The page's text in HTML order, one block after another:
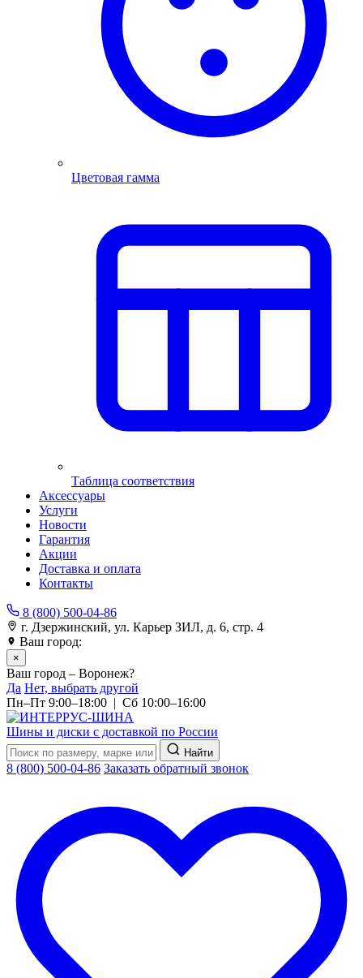
Цветовая гамма
Таблица соответствия
Аксессуары
Услуги
Новости
Гарантия
Акции
Доставка и оплата
Контакты
8 (800) 500-04-86
г. Дзержинский, ул. Карьер ЗИЛ, д. 6, стр. 4
Ваш город:
×
Ваш город – Воронеж?
Да Нет, выбрать другой
Пн–Пт 9:00–18:00 | Сб 10:00–16:00
Шины и диски с доставкой по России
Найти
8 (800) 500-04-86 Заказать обратный звонок